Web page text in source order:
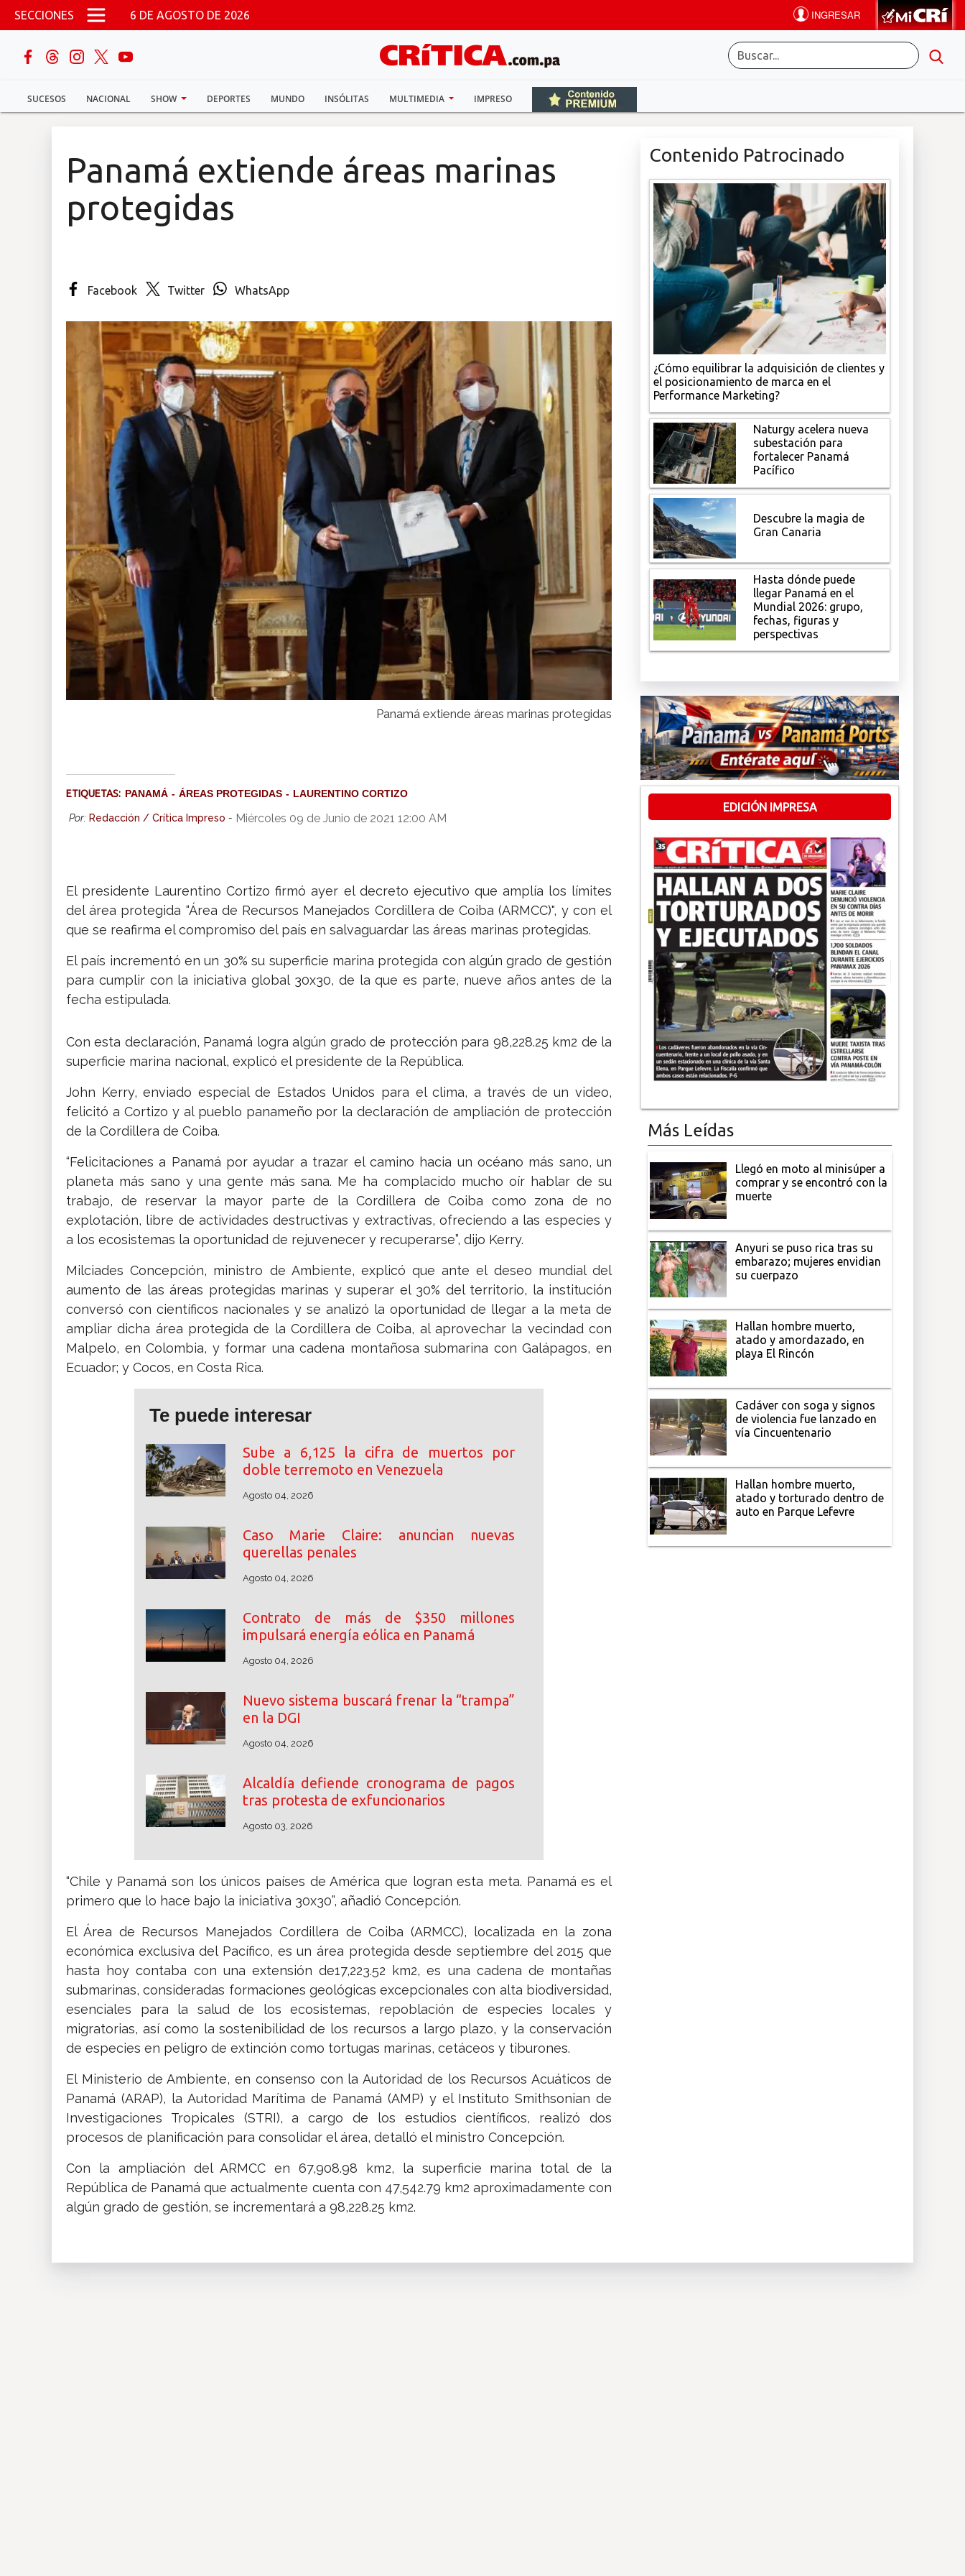
Pasar al contenido principal
SECCIONES 6 DE AGOSTO DE 2026
SUCESOS NACIONAL SHOW DEPORTES MUNDO INSÓLITAS MULTIMEDIA IMPRESO
buscar
Sucesos
Panamá extiende áreas marinas
protegidas
Facebook Twitter WhatsApp
Panamá extiende áreas marinas protegidas
ETIQUETAS: PANAMÁ ÁREAS PROTEGIDAS LAURENTINO CORTIZO
Por: Redacción / Crítica Impreso - Miércoles 09 de Junio de 2021 12:00 AM
El presidente Laurentino Cortizo firmó ayer el decreto ejecutivo que amplía los límites
del área protegida “Área de Recursos Manejados Cordillera de Coiba (ARMCC)", y con el
que se reafirma el compromiso del país en salvaguardar las áreas marinas protegidas.
El país incrementó en un 30% su superficie marina protegida con algún grado de gestión
para cumplir con la iniciativa global 30x30, de la que es parte, nueve años antes de la
fecha estipulada.
Con esta declaración, Panamá logra algún grado de protección para 98,228.25 km2 de la
superficie marina nacional, explicó el presidente de la República.
John Kerry, enviado especial de Estados Unidos para el clima, a través de un video,
felicitó a Cortizo y al pueblo panameño por la declaración de ampliación de protección
de la Cordillera de Coiba.
“Felicitaciones a Panamá por ayudar a trazar el camino hacia un océano más sano, un
planeta más sano y una gente más sana. Me ha complacido mucho oír hablar de su
trabajo, de reservar la mayor parte de la Cordillera de Coiba como zona de no
explotación, libre de actividades destructivas y extractivas, ofreciendo a las especies y
a los ecosistemas la oportunidad de rejuvenecer y recuperarse”, dijo Kerry.
Milciades Concepción, ministro de Ambiente, explicó que ante el deseo mundial del
aumento de las áreas protegidas marinas y superar el 30% del territorio, la institución
conversó con científicos nacionales y se analizó la oportunidad de llegar a la meta de
ampliar dicha área protegida de la Cordillera de Coiba, al aprovechar la vecindad con
Malpelo, en Colombia, y formar una cadena montañosa submarina con Galápagos, en
Ecuador; y Cocos, en Costa Rica.
Te puede interesar
Sube a 6,125 la cifra de muertos por
doble terremoto en Venezuela
Agosto 04, 2026
Caso Marie Claire: anuncian nuevas
querellas penales
Agosto 04, 2026
Contrato de más de $350 millones
impulsará energía eólica en Panamá
Agosto 04, 2026
Nuevo sistema buscará frenar la “trampa”
en la DGI
Agosto 04, 2026
Alcaldía defiende cronograma de pagos
tras protesta de exfuncionarios
Agosto 03, 2026
“Chile y Panamá son los únicos países de América que logran esta meta. Panamá es el
primero que lo hace bajo la iniciativa 30x30”, añadió Concepción.
El Área de Recursos Manejados Cordillera de Coiba (ARMCC), localizada en la zona
económica exclusiva del Pacífico, es un área protegida desde septiembre del 2015 que
hasta hoy contaba con una extensión de17,223.52 km2, es una cadena de montañas
submarinas, consideradas formaciones geológicas excepcionales con alta biodiversidad,
esenciales para la salud de los ecosistemas, repoblación de especies locales y
migratorias, así como la sostenibilidad de los recursos a largo plazo, y la conservación
de especies en peligro de extinción como tortugas marinas, cetáceos y tiburones.
El Ministerio de Ambiente, en consenso con la Autoridad de los Recursos Acuáticos de
Panamá (ARAP), la Autoridad Marítima de Panamá (AMP) y el Instituto Smithsonian de
Investigaciones Tropicales (STRI), a cargo de los estudios científicos, realizó dos
procesos de planificación para consolidar el área, detalló el ministro Concepción.
Con la ampliación del ARMCC en 67,908.98 km2, la superficie marina total de la
República de Panamá que actualmente cuenta con 47,542.79 km2 aproximadamente con
algún grado de gestión, se incrementará a 98,228.25 km2.
Contenido Patrocinado
¿Cómo equilibrar la adquisición de clientes y
el posicionamiento de marca en el
Performance Marketing?
Naturgy acelera nueva
subestación para
fortalecer Panamá
Pacífico
Descubre la magia de
Gran Canaria
Hasta dónde puede
llegar Panamá en el
Mundial 2026: grupo,
fechas, figuras y
perspectivas
EDICIÓN IMPRESA
Más Leídas
Llegó en moto al minisúper a
comprar y se encontró con la
muerte
Anyuri se puso rica tras su
embarazo; mujeres envidian
su cuerpazo
Hallan hombre muerto,
atado y amordazado, en
playa El Rincón
Cadáver con soga y signos
de violencia fue lanzado en
vía Cincuentenario
Hallan hombre muerto,
atado y torturado dentro de
auto en Parque Lefevre